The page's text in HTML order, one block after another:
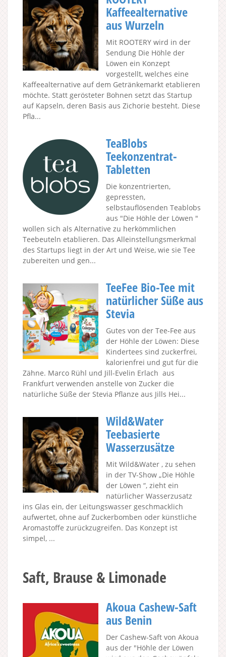
Kaffeealternative
aus Wurzeln
Mit ROOTERY wird in der
Sendung Die Höhle der
Löwen ein Konzept
vorgestellt, welches eine
Kaffeealternative auf dem Getränkemarkt etablieren
möchte. Statt gerösteter Bohnen setzt das Startup
auf Kapseln, deren Basis aus Zichorie besteht. Diese
Pfla...
TeaBlobs
Teekonzentrat-
Tabletten
Die konzentrierten,
gepressten,
selbstauflösenden Teablobs
aus "Die Höhle der Löwen "
wollen sich als Alternative zu herkömmlichen
Teebeuteln etablieren. Das Alleinstellungsmerkmal
des Startups liegt in der Art und Weise, wie sie Tee
zubereiten und gen...
TeeFee Bio-Tee mit
natürlicher Süße aus
Stevia
Gutes von der Tee-Fee aus
der Höhle der Löwen: Diese
Kindertees sind zuckerfrei,
kalorienfrei und gut für die
Zähne. Marco Rühl und Jill-Evelin Erlach aus
Frankfurt verwenden anstelle von Zucker die
natürliche Süße der Stevia Pflanze aus Jills Hei...
Wild&Water
Teebasierte
Wasserzusätze
Mit Wild&Water , zu sehen
in der TV-Show „Die Höhle
der Löwen “, zieht ein
natürlicher Wasserzusatz
ins Glas ein, der Leitungswasser geschmacklich
aufwertet, ohne auf Zuckerbomben oder künstliche
Aromastoffe zurückzugreifen. Das Konzept ist
simpel, ...
Saft, Brause & Limonade
Akoua Cashew-Saft
aus Benin
Der Cashew-Saft von Akoua
aus der "Höhle der Löwen